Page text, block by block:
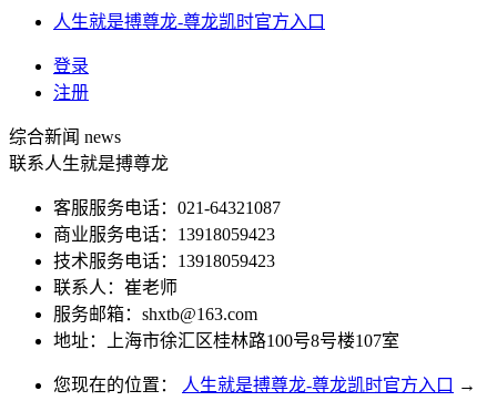
人生就是搏尊龙-尊龙凯时官方入口
登录
注册
综合新闻 news
联系人生就是搏尊龙
客服服务电话：021-64321087
商业服务电话：13918059423
技术服务电话：13918059423
联系人：崔老师
服务邮箱： shxtb@163.com
地址：上海市徐汇区桂林路100号8号楼107室
您现在的位置： 人生就是搏尊龙-尊龙凯时官方入口 →